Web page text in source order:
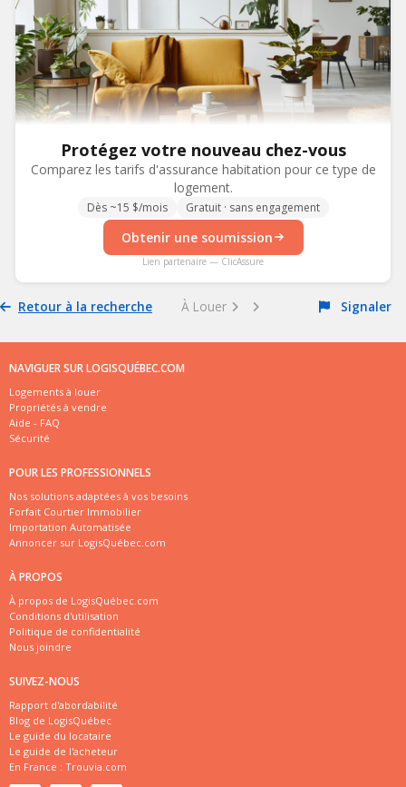
Protégez votre nouveau chez-vous
Comparez les tarifs d'assurance habitation pour ce type de
logement.
Dès ~15 $/mois Gratuit · sans engagement
Obtenir une soumission
Lien partenaire — ClicAssure
Retour à la recherche À Louer Signaler
NAVIGUER SUR LOGISQUÉBEC.COM
Logements à louer
Propriétés à vendre
Aide - FAQ
Sécurité
POUR LES PROFESSIONNELS
Nos solutions adaptées à vos besoins
Forfait Courtier Immobilier
Importation Automatisée
Annoncer sur LogisQuébec.com
À PROPOS
À propos de LogisQuébec.com
Conditions d'utilisation
Politique de confidentialité
Nous joindre
SUIVEZ-NOUS
Rapport d'abordabilité
Blog de LogisQuébec
Le guide du locataire
Le guide de l'acheteur
En France : Trouvia.com